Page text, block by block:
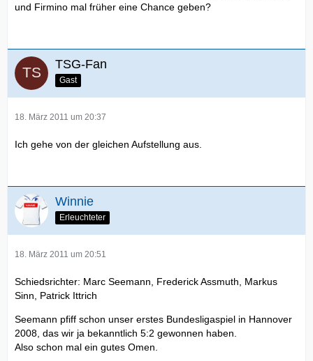
und Firmino mal früher eine Chance geben?
TSG-Fan
Gast
18. März 2011 um 20:37
Ich gehe von der gleichen Aufstellung aus.
Winnie
Erleuchteter
18. März 2011 um 20:51
Schiedsrichter: Marc Seemann, Frederick Assmuth, Markus
Sinn, Patrick Ittrich
Seemann pfiff schon unser erstes Bundesligaspiel in Hannover
2008, das wir ja bekanntlich 5:2 gewonnen haben.
Also schon mal ein gutes Omen.